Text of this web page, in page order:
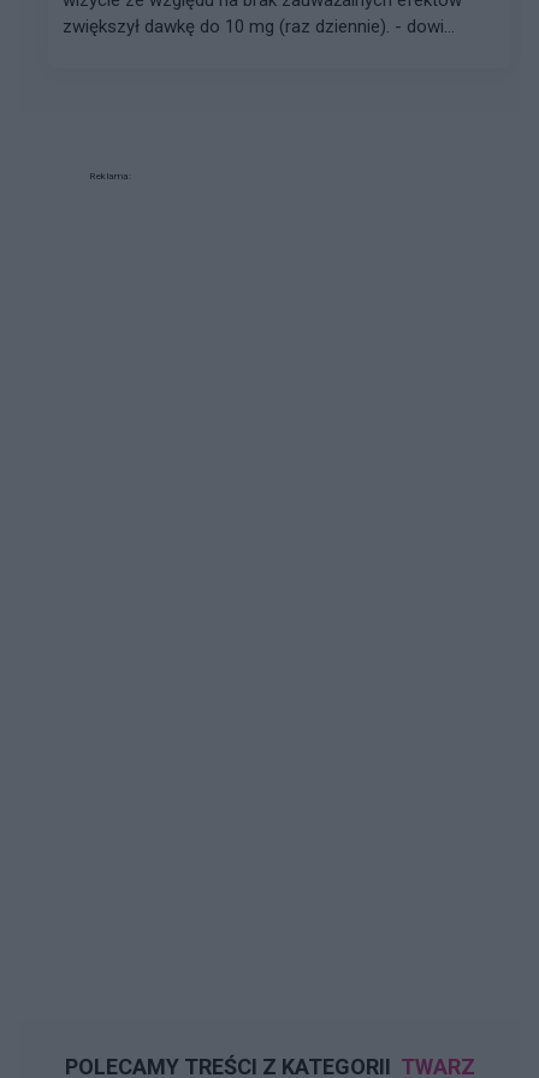
zwiększył dawkę do 10 mg (raz dziennie). - dowi...
Reklama:
POLECAMY TREŚCI Z KATEGORII TWARZ